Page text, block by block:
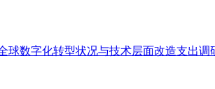
球数字化转型状况与技术层面改造支出调